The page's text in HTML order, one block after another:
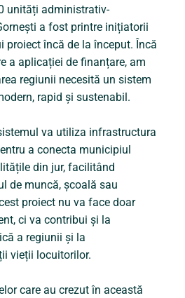
unități administrativ-
a fost printre inițiatorii
proiect încă de la început. Încă
a aplicației de finanțare, am
regiunii necesită un sistem
rapid și sustenabil.
va utiliza infrastructura
a conecta municipiul
din jur, facilitând
de muncă, școală sau
proiect nu va face doar
ci va contribui și la
a regiunii și la
vieții locuitorilor.
care au crezut în această